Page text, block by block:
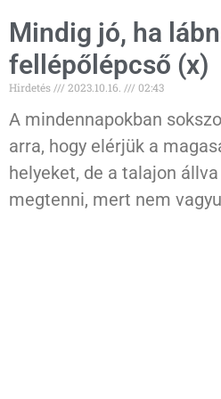
Mindig jó, ha
fellépőlépcső (x)
Hirdetés 2023.10.16. 02:43
A mindennapokban
arra, hogy elérjük a
helyeket, de a talajon
megtenni, mert nem